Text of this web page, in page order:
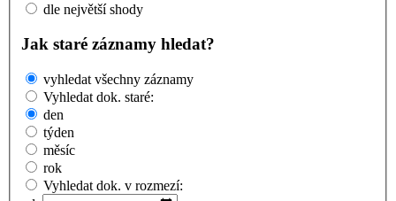
dle největší shody
Jak staré záznamy hledat?
vyhledat všechny záznamy
Vyhledat dok. staré:
den
týden
měsíc
rok
Vyhledat dok. v rozmezí: